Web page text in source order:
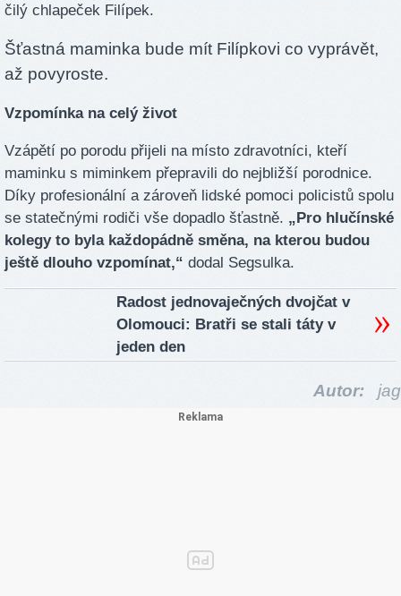
čilý chlapeček Filípek.
Šťastná maminka bude mít Filípkovi co vyprávět,
až povyroste.
Vzpomínka na celý život
Vzápětí po porodu přijeli na místo zdravotníci, kteří
maminku s miminkem přepravili do nejbližší porodnice.
Díky profesionální a zároveň lidské pomoci policistů spolu
se statečnými rodiči vše dopadlo šťastně. „Pro hlučínské
kolegy to byla každopádně směna, na kterou budou
ještě dlouho vzpomínat,“ dodal Segsulka.
Radost jednovaječných dvojčat v
Olomouci: Bratři se stali táty v
jeden den
Autor: jag